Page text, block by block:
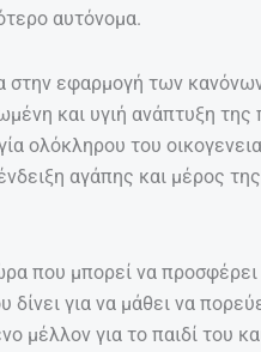
αυτόνομα.
στην εφαρμογή των
και υγιή ανάπτυξη της
ολόκληρου του
αγάπης και μέρος
που μπορεί να προσφέρει
για να μάθει να
μέλλον για το παιδί του